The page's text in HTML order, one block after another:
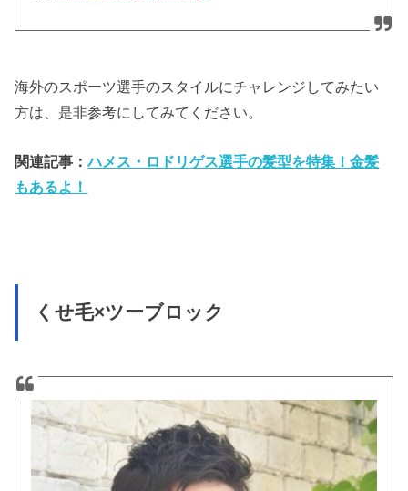
海外のスポーツ選手のスタイルにチャレンジしてみたい
方は、是非参考にしてみてください。
関連記事：ハメス・ロドリゲス選手の髪型を特集！金髪
もあるよ！
くせ毛×ツーブロック